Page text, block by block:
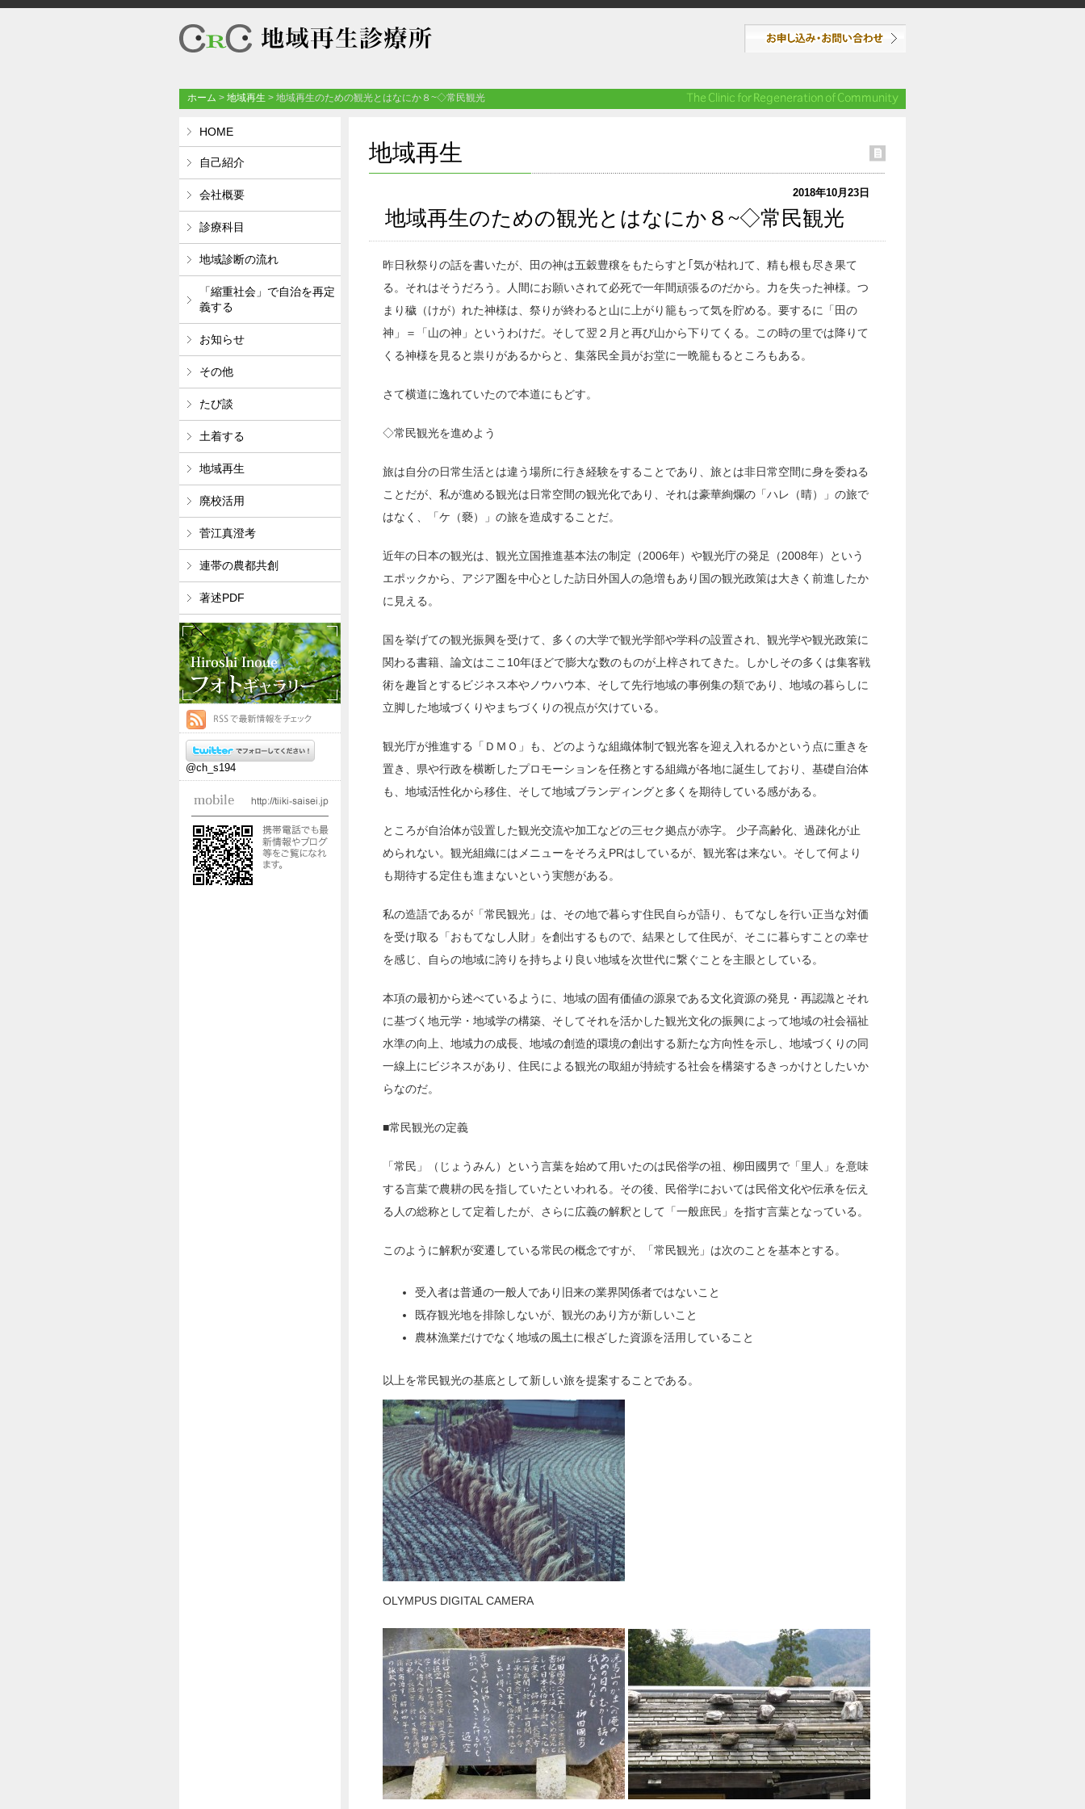
ホーム > 地域再生 > 地域再生のための観光とはなにか８~◇常民観光
地域再生
2018年10月23日
地域再生のための観光とはなにか８~◇常民観光
昨日秋祭りの話を書いたが、田の神は五穀豊穣をもたらすと｢気が枯れ｣て、精も根も尽き果て
る。それはそうだろう。人間にお願いされて必死で一年間頑張るのだから。力を失った神様。つ
まり穢（けが）れた神様は、祭りが終わると山に上がり籠もって気を貯める。要するに「田の
神」＝「山の神」というわけだ。そして翌２月と再び山から下りてくる。この時の里では降りて
くる神様を見ると祟りがあるからと、集落民全員がお堂に一晩籠もるところもある。
さて横道に逸れていたので本道にもどす。
◇常民観光を進めよう
旅は自分の日常生活とは違う場所に行き経験をすることであり、旅とは非日常空間に身を委ねる
ことだが、私が進める観光は日常空間の観光化であり、それは豪華絢爛の「ハレ（晴）」の旅で
はなく、「ケ（褻）」の旅を造成することだ。
近年の日本の観光は、観光立国推進基本法の制定（2006年）や観光庁の発足（2008年）という
エポックから、アジア圏を中心とした訪日外国人の急増もあり国の観光政策は大きく前進したか
に見える。
国を挙げての観光振興を受けて、多くの大学で観光学部や学科の設置され、観光学や観光政策に
関わる書籍、論文はここ10年ほどで膨大な数のものが上梓されてきた。しかしその多くは集客戦
術を趣旨とするビジネス本やノウハウ本、そして先行地域の事例集の類であり、地域の暮らしに
立脚した地域づくりやまちづくりの視点が欠けている。
観光庁が推進する「ＤＭＯ」も、どのような組織体制で観光客を迎え入れるかという点に重きを
置き、県や行政を横断したプロモーションを任務とする組織が各地に誕生しており、基礎自治体
も、地域活性化から移住、そして地域ブランディングと多くを期待している感がある。
ところが自治体が設置した観光交流や加工などの三セク拠点が赤字。 少子高齢化、過疎化が止
められない。観光組織にはメニューをそろえPRはしているが、観光客は来ない。そして何より
も期待する定住も進まないという実態がある。
私の造語であるが「常民観光」は、その地で暮らす住民自らが語り、もてなしを行い正当な対価
を受け取る「おもてなし人財」を創出するもので、結果として住民が、そこに暮らすことの幸せ
を感じ、自らの地域に誇りを持ちより良い地域を次世代に繋ぐことを主眼としている。
本項の最初から述べているように、地域の固有価値の源泉である文化資源の発見・再認識とそれ
に基づく地元学・地域学の構築、そしてそれを活かした観光文化の振興によって地域の社会福祉
水準の向上、地域力の成長、地域の創造的環境の創出する新たな方向性を示し、地域づくりの同
一線上にビジネスがあり、住民による観光の取組が持続する社会を構築するきっかけとしたいか
らなのだ。
■常民観光の定義
「常民」（じょうみん）という言葉を始めて用いたのは民俗学の祖、柳田國男で「里人」を意味
する言葉で農耕の民を指していたといわれる。その後、民俗学においては民俗文化や伝承を伝え
る人の総称として定着したが、さらに広義の解釈として「一般庶民」を指す言葉となっている。
このように解釈が変遷している常民の概念ですが、「常民観光」は次のことを基本とする。
受入者は普通の一般人であり旧来の業界関係者ではないこと
既存観光地を排除しないが、観光のあり方が新しいこと
農林漁業だけでなく地域の風土に根ざした資源を活用していること
以上を常民観光の基底として新しい旅を提案することである。
OLYMPUS DIGITAL CAMERA
HOME
自己紹介
会社概要
診療科目
地域診断の流れ
「縮重社会」で自治を再定
義する
お知らせ
その他
たび談
土着する
地域再生
廃校活用
菅江真澄考
連帯の農都共創
著述PDF
@ch_s194